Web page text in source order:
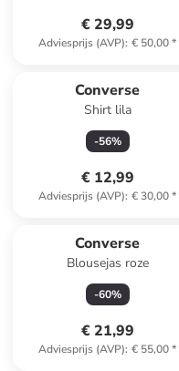
€ 29,99
Adviesprijs (AVP): € 50,00*
Converse
Shirt lila
-56%
€ 12,99
Adviesprijs (AVP): € 30,00*
Converse
Blousejas roze
-60%
€ 21,99
Adviesprijs (AVP): € 55,00*